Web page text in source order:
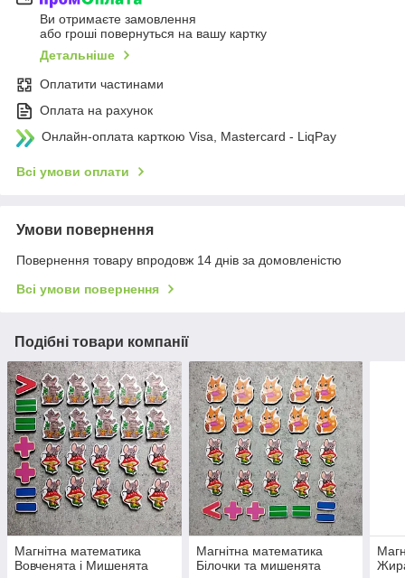
Ви отримаєте замовлення
або гроші повернуться на вашу картку
Детальніше
Оплатити частинами
Оплата на рахунок
Онлайн-оплата карткою Visa, Mastercard - LiqPay
Всі умови оплати
Умови повернення
Повернення товару впродовж 14 днів за домовленістю
Всі умови повернення
Подібні товари компанії
Магнітна математика
Вовченята і Мишенята
Магнітна математика
Білочки та мишенята